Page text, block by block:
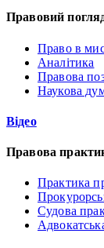
Правовий
Право в
Аналітика
Правова
Наукова
Відео
Правова
Практика
Судова